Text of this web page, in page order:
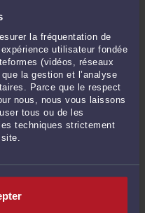
la fréquentation de
utilisateur fondée
(vidéos, réseaux
la gestion et l’analyse
Parce que le respect
nous, nous vous laissons
tous ou de les
techniques strictement
COUR D’APPEL DE
EN MATIÈRE